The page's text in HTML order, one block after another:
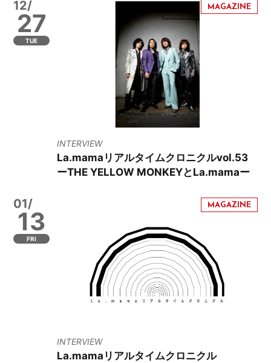
12/
27
TUE
INTERVIEW
La.mamaリアルタイムクロニクルvol.53
ーTHE YELLOW MONKEYとLa.mamaー
01/
13
FRI
INTERVIEW
La.mamaリアルタイムクロニクル